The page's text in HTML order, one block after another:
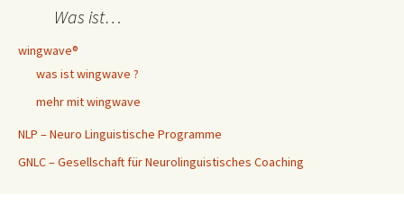
Was ist…
wingwave®
was ist wingwave ?
mehr mit wingwave
NLP – Neuro Linguistische Programme
GNLC – Gesellschaft für Neurolinguistisches Coaching